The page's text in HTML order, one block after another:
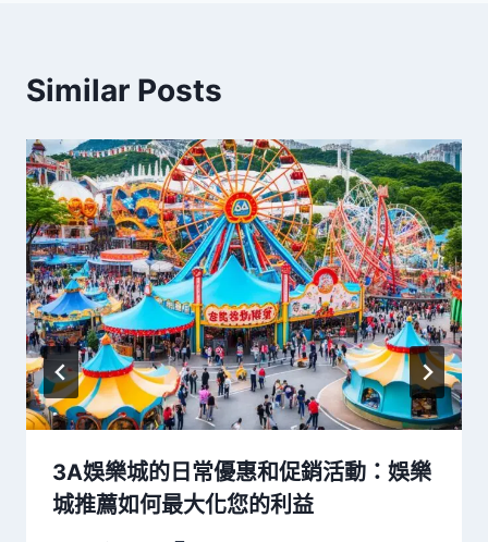
Similar Posts
3A娛樂城的日常優惠和促銷活動：娛樂
城推薦如何最大化您的利益